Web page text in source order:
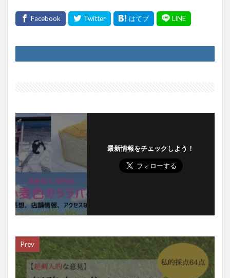
最新情報をチェックしよう！
Prev